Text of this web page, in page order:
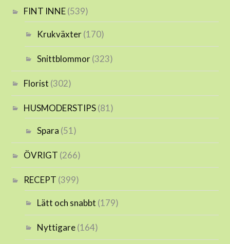
FINT INNE(539)
Krukväxter(170)
Snittblommor(323)
Florist (302)
HUSMODERSTIPS(81)
Spara (51)
ÖVRIGT (266)
RECEPT (399)
Lätt och snabbt (179)
Nyttigare(164)